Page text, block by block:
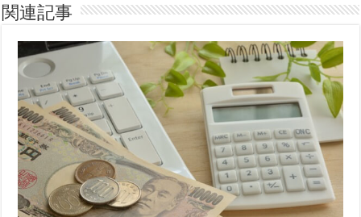
関連記事